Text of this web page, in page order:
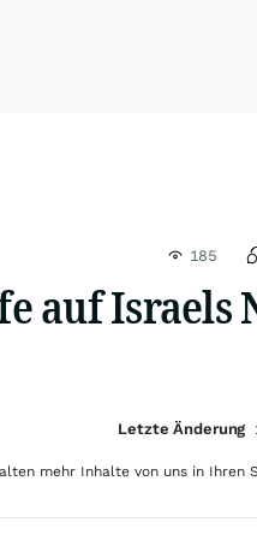
185
auf Israels
Letzte Änderung
mehr Inhalte von uns in Ihren